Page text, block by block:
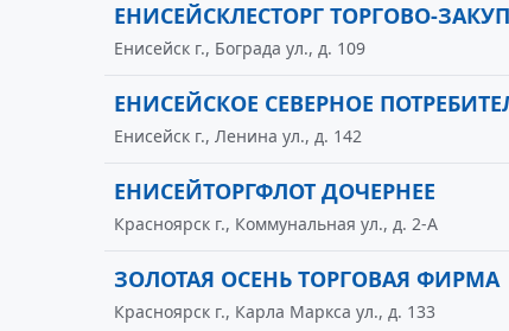
ЕНИСЕЙСКЛЕСТОРГ ТОРГОВО-
Енисейск г., Бограда ул., д. 109
ЕНИСЕЙСКОЕ СЕВЕРНОЕ
Енисейск г., Ленина ул., д. 142
ЕНИСЕЙТОРГФЛОТ ДОЧЕРНЕЕ
Красноярск г., Коммунальная ул., д. 2-А
ЗОЛОТАЯ ОСЕНЬ ТОРГОВАЯ ФИРМА
Красноярск г., Карла Маркса ул., д. 133